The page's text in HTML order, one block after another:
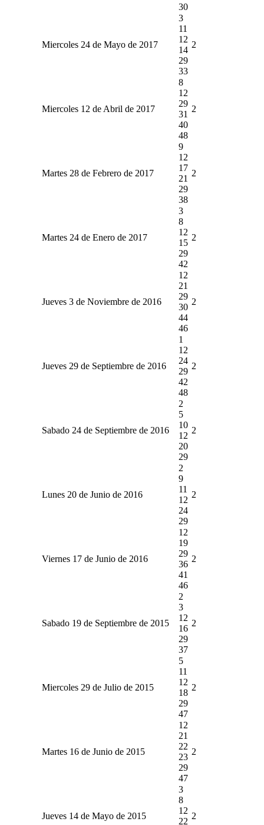
30
Miercoles 24 de Mayo de 2017
3
11
12
14
29
33
2
Miercoles 12 de Abril de 2017
8
12
29
31
40
48
2
Martes 28 de Febrero de 2017
9
12
17
21
29
38
2
Martes 24 de Enero de 2017
3
8
12
15
29
42
2
Jueves 3 de Noviembre de 2016
12
21
29
30
44
46
2
Jueves 29 de Septiembre de 2016
1
12
24
29
42
48
2
Sabado 24 de Septiembre de 2016
2
5
10
12
20
29
2
Lunes 20 de Junio de 2016
2
9
11
12
24
29
2
Viernes 17 de Junio de 2016
12
19
29
36
41
46
2
Sabado 19 de Septiembre de 2015
2
3
12
16
29
37
2
Miercoles 29 de Julio de 2015
5
11
12
18
29
47
2
Martes 16 de Junio de 2015
12
21
22
23
29
47
2
Jueves 14 de Mayo de 2015
3
8
12
22
2